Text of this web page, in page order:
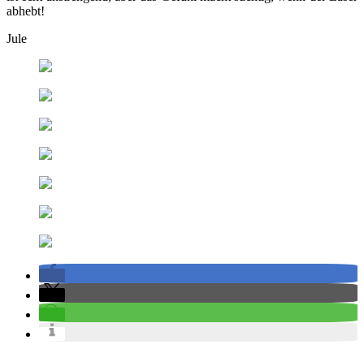
abhebt!
Jule